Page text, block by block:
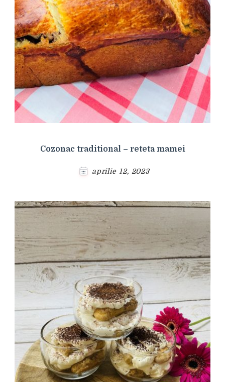
Cozonac traditional – reteta mamei
aprilie 12, 2023